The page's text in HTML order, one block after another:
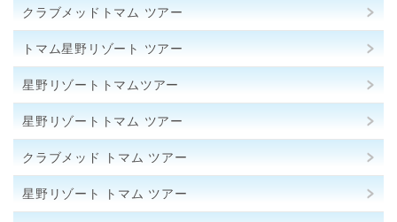
クラブメッドトマム ツアー
トマム星野リゾート ツアー
星野リゾートトマムツアー
星野リゾートトマム ツアー
クラブメッド トマム ツアー
星野リゾート トマム ツアー